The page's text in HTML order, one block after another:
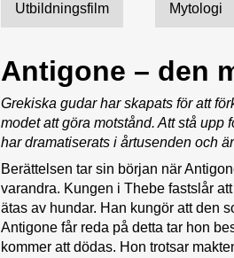
Utbildningsfilm Mytologi
Antigone – den
Grekiska gudar har skapats för att
modet att göra motstånd. Att stå upp
har dramatiserats i årtusenden och
Berättelsen tar sin början när
varandra. Kungen i Thebe fastslår
ätas av hundar. Han kungör att den
Antigone får reda på detta tar hon
kommer att dödas. Hon trotsar